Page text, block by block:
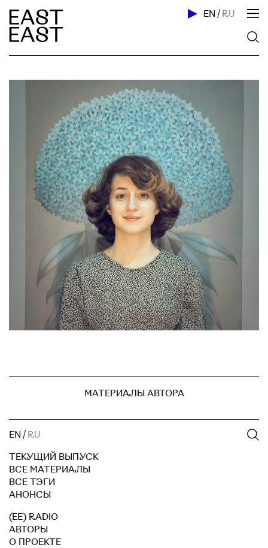
EN / RU
МАТЕРИАЛЫ АВТОРА
EN / RU
ТЕКУЩИЙ ВЫПУСК
ВСЕ МАТЕРИАЛЫ
ВСЕ ТЭГИ
АНОНСЫ
(EE) RADIO
АВТОРЫ
О ПРОЕКТЕ